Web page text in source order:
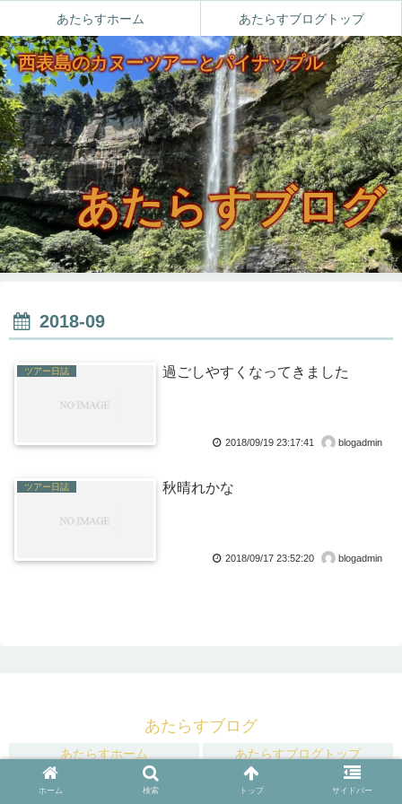
西表島のカヌーツアーとパイナップル
あたらすブログ
あたらすホーム あたらすブログトップ
2018-09
ツアー日誌 過ごしやすくなってきました
2018/09/19 23:17:41 blogadmin
ツアー日誌 秋晴れかな
2018/09/17 23:52:20 blogadmin
あたらすブログ
あたらすホーム あたらすブログトップ
© 2008 あたらすブログ.
ホーム 検索 トップ サイドバー